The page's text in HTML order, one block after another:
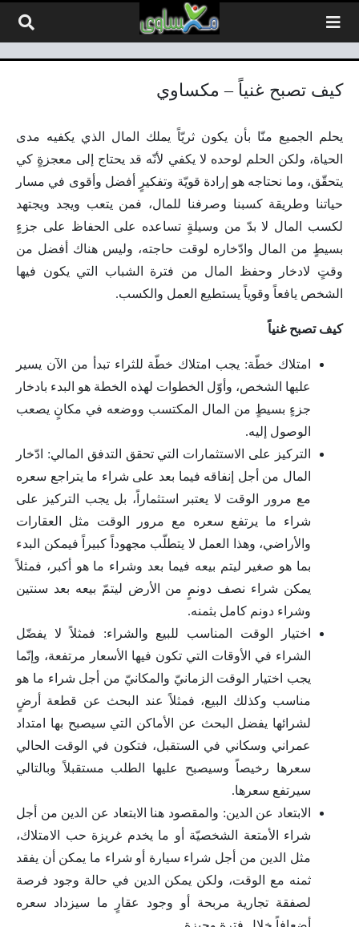
كيف تصبح غنياً – مكساوي
يحلم الجميع منّا بأن يكون ثريّاً يملك المال الذي يكفيه مدى
الحياة، ولكن الحلم لوحده لا يكفي لأنّه قد يحتاج إلى معجزةٍ كي
يتحقّق، وما نحتاجه هو إرادة قويّة وتفكيرٍ أفضل وأقوى في مسار
حياتنا وطريقة كسبنا وصرفنا للمال، فمن يتعب ويجد ويجتهد
لكسب المال لا بدّ من وسيلةٍ تساعده على الحفاظ على جزءٍ
بسيطٍ من المال وادّخاره لوقت حاجته، وليس هناك أفضل من
وقتٍ لادخار وحفظ المال من فترة الشباب التي يكون فيها
الشخص يافعاً وقوياً يستطيع العمل والكسب.
كيف تصبح غنياً
امتلاك خطّة: يجب امتلاك خطّة للثراء تبدأ من الآن يسير
عليها الشخص، وأوّل الخطوات لهذه الخطة هو البدء بادخار
جزءٍ بسيطٍ من المال المكتسب ووضعه في مكانٍ يصعب
الوصول إليه.
التركيز على الاستثمارات التي تحقق التدفق المالي: ادّخار
المال من أجل إنفاقه فيما بعد على شراء ما يتراجع سعره
مع مرور الوقت لا يعتبر استثماراً، بل يجب التركيز على
شراء ما يرتفع سعره مع مرور الوقت مثل العقارات
والأراضي، وهذا العمل لا يتطلّب مجهوداً كبيراً فيمكن البدء
بما هو صغير ليتم بيعه فيما بعد وشراء ما هو أكبر، فمثلاً
يمكن شراء نصف دونمٍ من الأرض ليتمّ بيعه بعد سنتين
وشراء دونم كامل بثمنه.
اختيار الوقت المناسب للبيع والشراء: فمثلاً لا يفضّل
الشراء في الأوقات التي تكون فيها الأسعار مرتفعة، وإنّما
يجب اختيار الوقت الزمانيّ والمكانيّ من أجل شراء ما هو
مناسب وكذلك البيع، فمثلاً عند البحث عن قطعة أرضٍ
لشرائها يفضل البحث عن الأماكن التي سيصبح بها امتداد
عمراني وسكاني في الستقبل، فتكون في الوقت الحالي
سعرها رخيصاً وسيصبح عليها الطلب مستقبلاً وبالتالي
سيرتفع سعرها.
الابتعاد عن الدين: والمقصود هنا الابتعاد عن الدين من أجل
شراء الأمتعة الشخصيّة أو ما يخدم غريزة حب الامتلاك،
مثل الدين من أجل شراء سيارة أو شراء ما يمكن أن يفقد
ثمنه مع الوقت، ولكن يمكن الدين في حالة وجود فرصة
لصفقة تجارية مربحة أو وجود عقارٍ ما سيزداد سعره